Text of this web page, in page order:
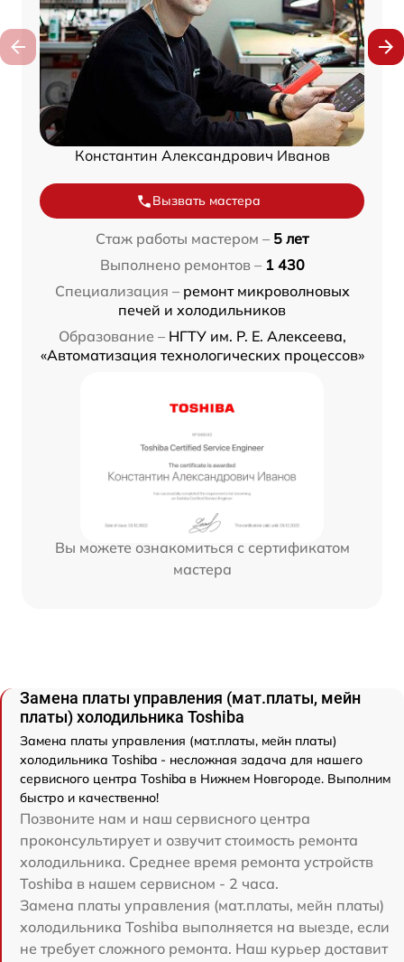
Константин Александрович Иванов
Вызвать мастера
Стаж работы мастером – 5 лет
Выполнено ремонтов – 1 430
Специализация – ремонт микроволновых
печей и холодильников
Образование – НГТУ им. Р. Е. Алексеева,
«Автоматизация технологических процессов»
Вы можете ознакомиться с сертификатом
мастера
Замена платы управления (мат.платы, мейн
платы) холодильника Toshiba
Замена платы управления (мат.платы, мейн платы)
холодильника Toshiba - несложная задача для нашего
сервисного центра Toshiba в Нижнем Новгороде. Выполним
быстро и качественно!
Позвоните нам и наш сервисного центра
проконсультирует и озвучит стоимость ремонта
холодильника. Среднее время ремонта устройств
Toshiba в нашем сервисном - 2 часа.
Замена платы управления (мат.платы, мейн платы)
холодильника Toshiba выполняется на выезде, если
не требует сложного ремонта. Наш курьер доставит